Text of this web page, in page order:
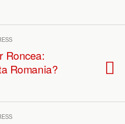
Roncea:
Romania?